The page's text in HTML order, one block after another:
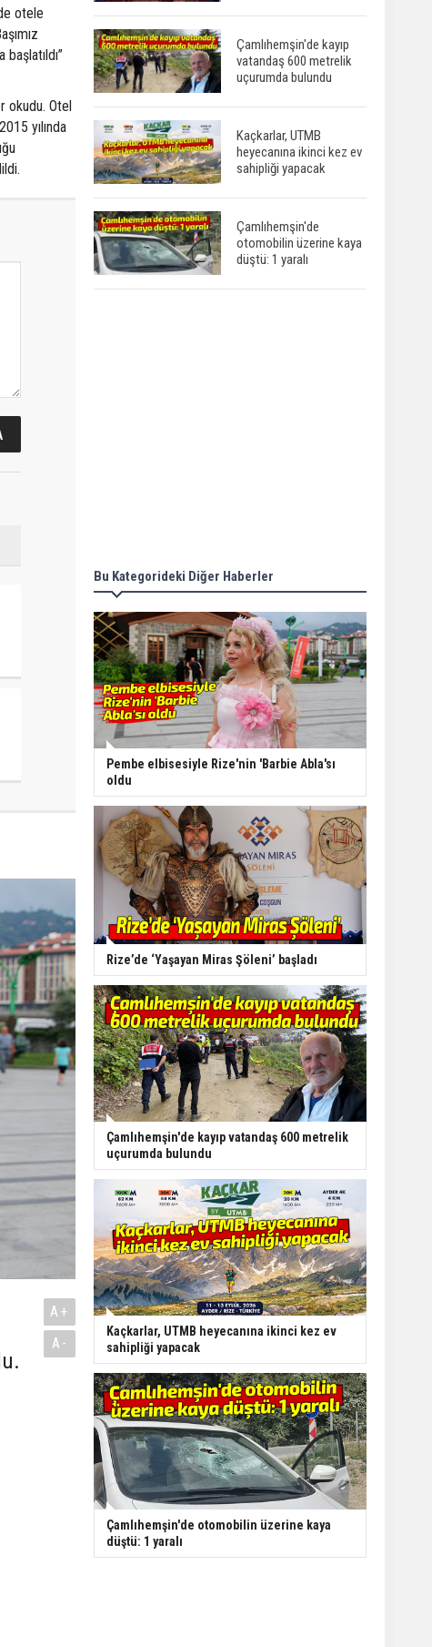
otele
okudu. Otel
yılında
A+
A-
Çamlıhemşin'de kayıp
vatandaş 600 metrelik
uçurumda bulundu
Kaçkarlar, UTMB
heyecanına ikinci kez ev
sahipliği yapacak
Çamlıhemşin'de
otomobilin üzerine kaya
düştü: 1 yaralı
Bu Kategorideki Diğer Haberler
Pembe elbisesiyle Rize'nin 'Barbie Abla'sı
oldu
Rize’de ‘Yaşayan Miras Şöleni’ başladı
Çamlıhemşin'de kayıp vatandaş 600 metrelik
uçurumda bulundu
Kaçkarlar, UTMB heyecanına ikinci kez ev
sahipliği yapacak
Çamlıhemşin'de otomobilin üzerine kaya
düştü: 1 yaralı